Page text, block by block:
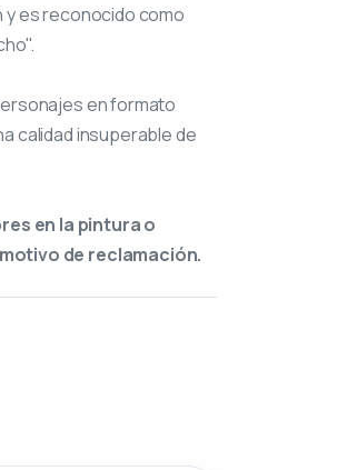
y es reconocido como
en formato
calidad insuperable de
en la pintura o
de reclamación.